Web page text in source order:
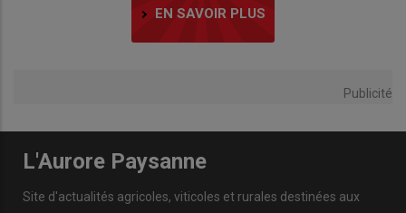
EN SAVOIR PLUS
Publicité
L'Aurore Paysanne
Site d'actualités agricoles, viticoles et rurales destinées aux